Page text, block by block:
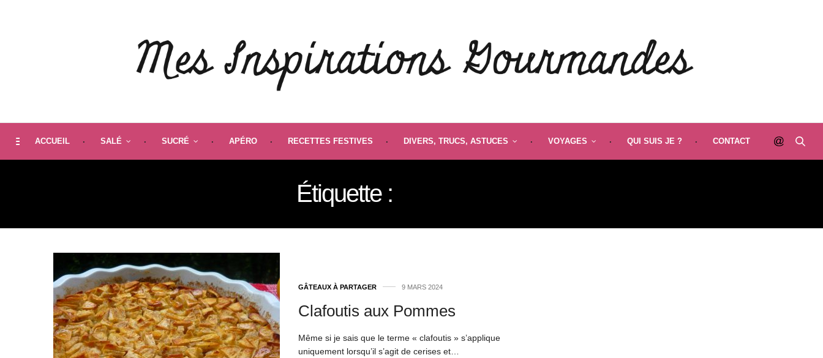
ACCUEIL SALÉ SUCRÉ APÉRO RECETTES FESTIVES DIVERS, TRUCS, ASTUCES VOYAGES QUI SUIS JE ? CONTACT
Étiquette :
GÂTEAUX À PARTAGER 9 MARS 2024
Clafoutis aux Pommes
Même si je sais que le terme « clafoutis » s’applique
uniquement lorsqu’il s’agit de cerises et…